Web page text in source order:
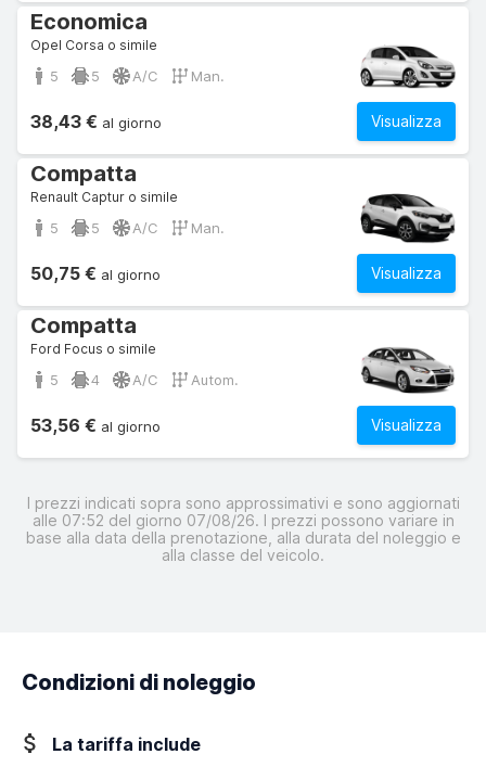
Economica
Opel Corsa o simile
5 5 A/C Man.
Visualizza
38,43 € al giorno
Compatta
Renault Captur o simile
5 5 A/C Man.
Visualizza
50,75 € al giorno
Compatta
Ford Focus o simile
5 4 A/C Autom.
Visualizza
53,56 € al giorno
I prezzi indicati sopra sono approssimativi e sono aggiornati
alle 07:52 del giorno 07/08/26. I prezzi possono variare in
base alla data della prenotazione, alla durata del noleggio e
alla classe del veicolo.
Condizioni di noleggio
La tariffa include